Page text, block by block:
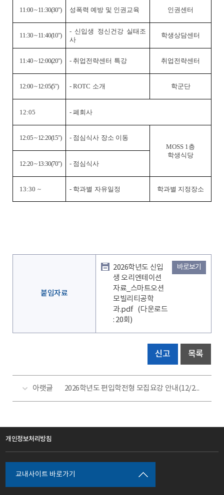
11:00 ~ 11:30(30″) 성폭력 예방 및 인권교육 인권센터
11:30 ~ 11:40(10″)
- 신입생 정신건강 실태조
사
학생상담센터
11:40 ~ 12:00(20″) - 취업전략센터 특강 취업전략센터
12:00 ~ 12:05(5″) - ROTC 소개 학군단
12:05 -폐회사
12:05 ~ 12:20(15″) - 점심식사 장소 이동
MOSS 1층
학생식당
12:20 ~ 13:30(70″) - 점심식사
13:30 ~ - 학과별 자유일정 학과별 지정장소
붙임자료
2026학년도 신입
생 오리엔테이션
자료_스마트오션
모빌리티공학
과.pdf (다운로드
: 20회)
바로보기
신고 목록
아랫글 2026학년도 편입학전형 모집요강 안내(12/29~12/31)
개인정보처리방침
교내사이트 바로가기